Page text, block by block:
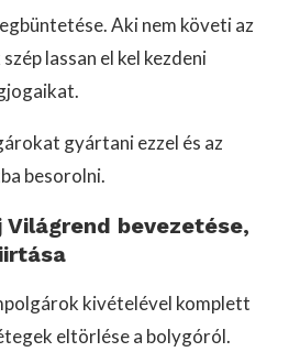
Aki nem követi az
lassan el kel kezdeni
gyártani ezzel és az
besorolni.
Világrend bevezetése,
kivételével komplett
eltörlése a bolygóról.